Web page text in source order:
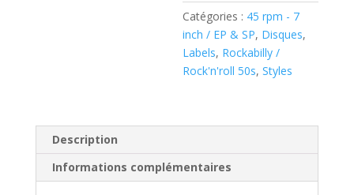
Catégories : 45 rpm - 7
inch / EP & SP, Disques,
Labels, Rockabilly /
Rock'n'roll 50s,Styles
Description
Informations complémentaires